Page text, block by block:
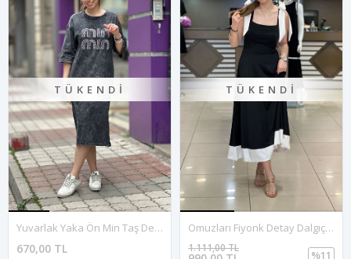
TÜKENDI
Yuvarlak Yaka Ön Min Taş Detaylı Taşlamalı Elbise-Füme
670,00 TL
TÜKENDI
Omuzları Fiyonk Detay Dalgıç Midi Elbise-Siyah
1.111,00 TL
%11